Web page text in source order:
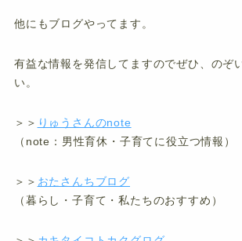
他にもブログやってます。
有益な情報を発信してますのでぜひ、のぞ
い。
＞＞ りゅうさんのnote
（note：男性育休・子育てに役立つ情報）
＞＞ おたさんちブログ
（暮らし・子育て・私たちのおすすめ）